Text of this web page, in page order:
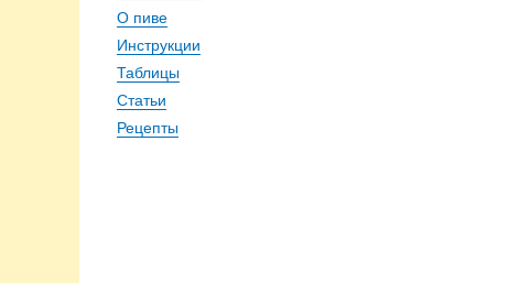
О пиве
Инструкции
Таблицы
Статьи
Рецепты